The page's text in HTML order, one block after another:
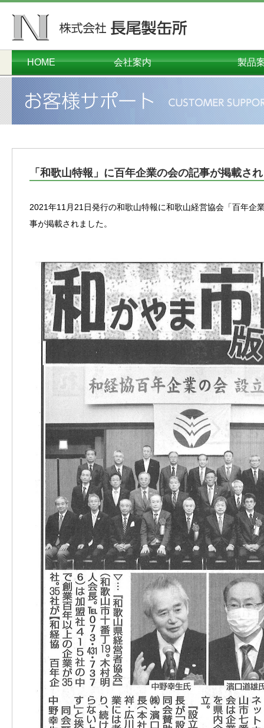
HOME 会社案内 製品
「和歌山特報」に百年企業の会の記事が掲載さ
2021年11月21日発行の和歌山特報に和歌山経営協会「百年企
事が掲載されました。